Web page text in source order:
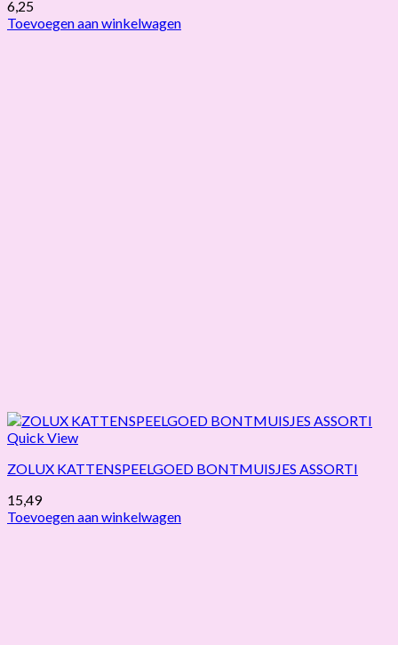
6,25
Toevoegen aan winkelwagen
Quick View
ZOLUX KATTENSPEELGOED BONTMUISJES ASSORTI
15,49
Toevoegen aan winkelwagen